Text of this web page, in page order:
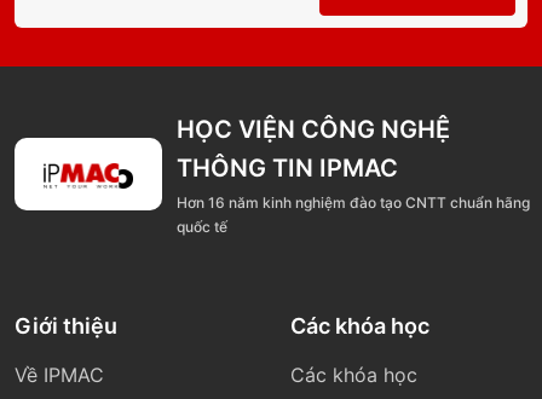
HỌC VIỆN CÔNG NGHỆ
THÔNG TIN IPMAC
Hơn 16 năm kinh nghiệm đào tạo CNTT chuẩn hãng
quốc tế
Giới thiệu
Về IPMAC
Các khóa học
Các khóa học